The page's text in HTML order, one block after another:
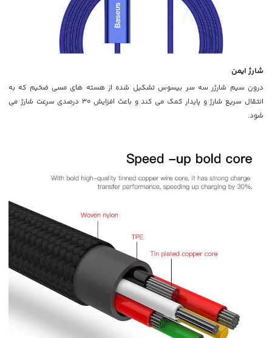
شارژ ایمن
درون سیم شارژر سه سر بیسوس تشکیل شده از هسته های مسی ضخیم که به
انتقال سریع شارژ و پایدار کمک می کند و باعث افزایش 30 درصدی سرعت شارژ می
شود.